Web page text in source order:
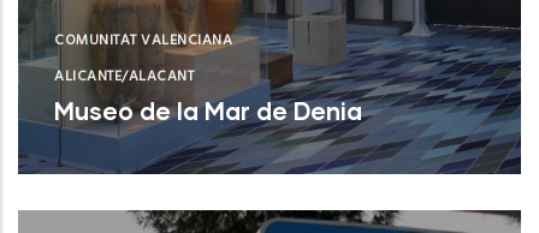
COMUNITAT VALENCIANA
ALICANTE/ALACANT
Museo de la Mar de Denia
Museo de la Mar de DeniaNUEVO